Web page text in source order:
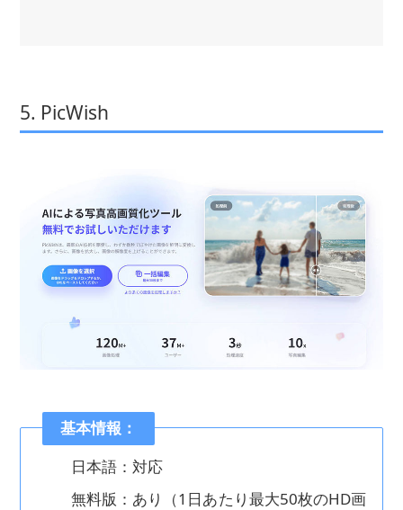
5. PicWish
基本情報：
日本語：対応
無料版：あり（1日あたり最大50枚のHD画